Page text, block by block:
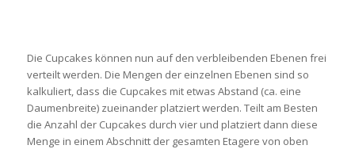
Die Cupcakes können nun auf den verbleibenden Ebenen frei
verteilt werden. Die Mengen der einzelnen Ebenen sind so
kalkuliert, dass die Cupcakes mit etwas Abstand (ca. eine
Daumenbreite) zueinander platziert werden. Teilt am Besten
die Anzahl der Cupcakes durch vier und platziert dann diese
Menge in einem Abschnitt der gesamten Etagere von oben